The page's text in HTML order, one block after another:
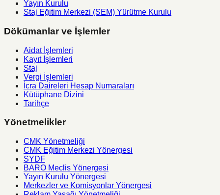
Yayın Kurulu
Staj Eğitim Merkezi (SEM) Yürütme Kurulu
Dökümanlar ve İşlemler
Aidat İşlemleri
Kayıt İşlemleri
Staj
Vergi İşlemleri
İcra Daireleri Hesap Numaraları
Kütüphane Dizini
Tarihçe
Yönetmelikler
CMK Yönetmeliği
CMK Eğitim Merkezi Yönergesi
SYDF
BARO Meclis Yönergesi
Yayın Kurulu Yönergesi
Merkezler ve Komisyonlar Yönergesi